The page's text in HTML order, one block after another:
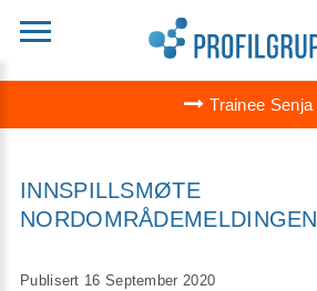
Trainee Senja
INNSPILLSMØTE
NORDOMRÅDEMELDINGEN
Publisert 16 September 2020